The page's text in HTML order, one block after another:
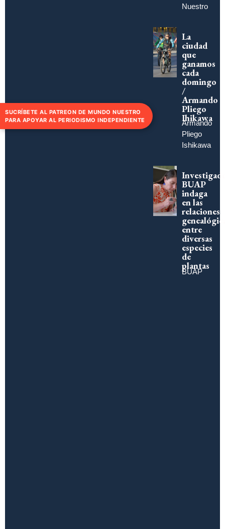
Nuestro
La
ciudad
que
ganamos
cada
domingo
/
Armando
Pliego
Ihikawa
Armando
Pliego
Ishikawa
BUAP
indaga
en las
relaciones
entre
diversas
especies
de
plantas
BUAP
SUCRÍBETE AL PATREON DE MUNDO NUESTRO
PARA APOYAR AL PERIODISMO INDEPENDIENTE